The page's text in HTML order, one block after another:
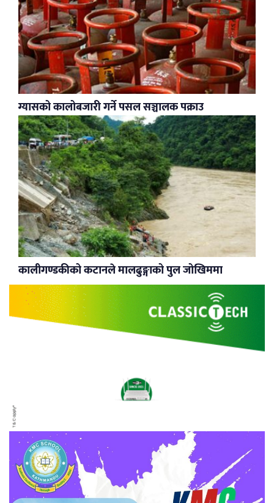
ग्यासको कालोबजारी गर्ने पसल सञ्चालक पक्राउ
कालीगण्डकीको कटानले मालढुङ्गाको पुल जोखिममा